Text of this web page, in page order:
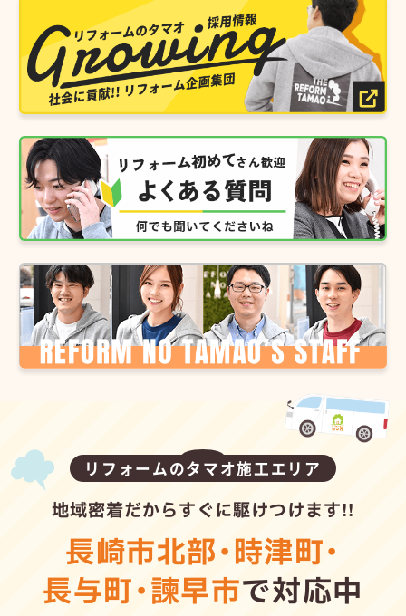
リフォームのタマオ施工エリア
地域密着だからすぐに駆けつけます!!
長崎市北部・時津町・
長与町・諫早市で対応中